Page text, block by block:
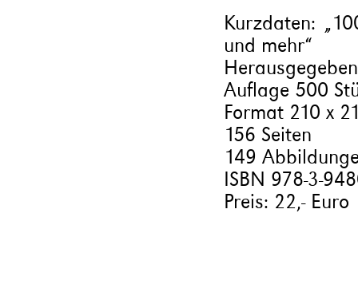
Kurzdaten:
und mehr“
Auflage 500
Format 210 x
156 Seiten
149
ISBN 978-3-
Preis: 22,- Euro